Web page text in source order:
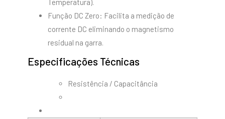
Temperatura).
Função DC Zero: Facilita a medição de
corrente DC eliminando o magnetismo
residual na garra.
Especificações Técnicas
Resistência / Capacitância